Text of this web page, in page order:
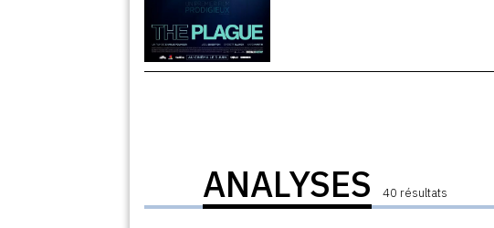
ANALYSES 40 résultats